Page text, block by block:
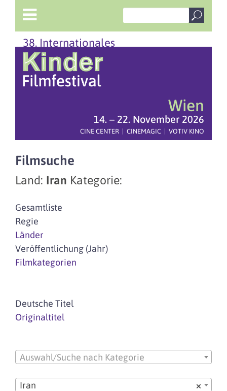
38. Internationales
Wien
14. – 22. November 2026
CINE CENTER | CINEMAGIC | VOTIV KINO
Filmsuche
Land: Iran Kategorie:
Gesamtliste
Regie
Länder
Veröffentlichung (Jahr)
Filmkategorien
Deutsche Titel
Originaltitel
Auswahl/Suche nach Kategorie
×
Iran